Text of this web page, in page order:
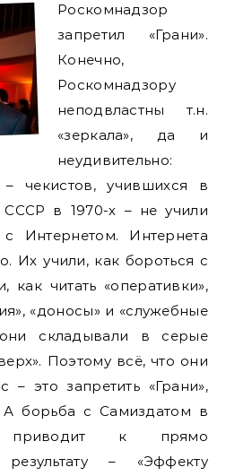
Роскомнадзор
запретил «Грани».
Конечно,
Роскомнадзору
неподвластны т.н.
«зеркала», да и
неудивительно:
чекистов, учившихся в
в 1970-х – не учили
Интернетом. Интернета
Их учили, как бороться с
как читать «оперативки»,
«доносы» и «служебные
складывали в серые
Поэтому всё, что они
– это запретить «Грани»,
А борьба с Самиздатом в
приводит к прямо
результату – «Эффекту